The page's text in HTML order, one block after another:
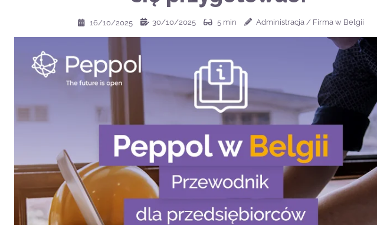
16/10/2025 30/10/2025 5 min Administracja/ Firma w Belgii